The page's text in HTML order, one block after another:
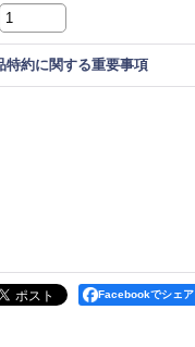
特約に関する重要事項
Facebookでシェア